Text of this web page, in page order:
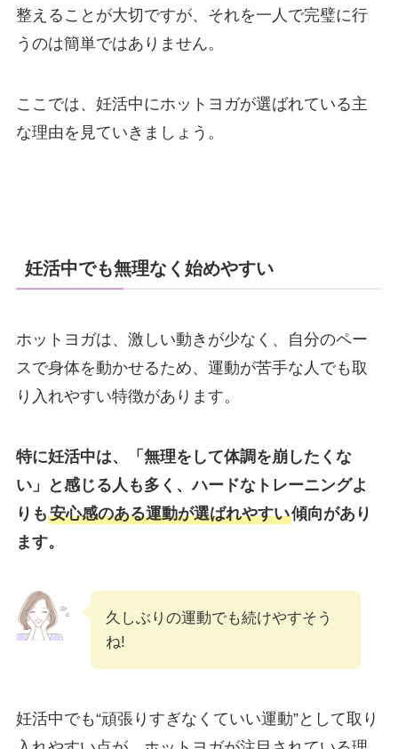
整えることが大切ですが、それを一人で完璧に行
うのは簡単ではありません。
ここでは、妊活中にホットヨガが選ばれている主
な理由を見ていきましょう。
妊活中でも無理なく始めやすい
ホットヨガは、激しい動きが少なく、自分のペー
スで身体を動かせるため、運動が苦手な人でも取
り入れやすい特徴があります。
特に妊活中は、「無理をして体調を崩したくな
い」と感じる人も多く、ハードなトレーニングよ
りも安心感のある運動が選ばれやすい傾向があり
ます。
久しぶりの運動でも続けやすそう
ね!
妊活中でも“頑張りすぎなくていい運動”として取り